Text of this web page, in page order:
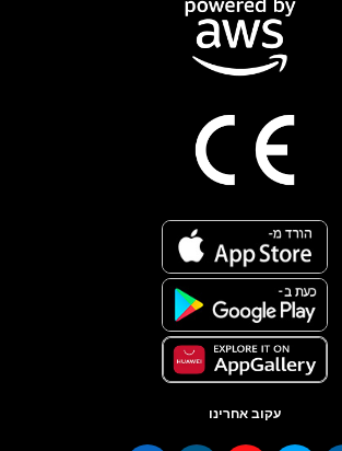
עקוב אחרינו